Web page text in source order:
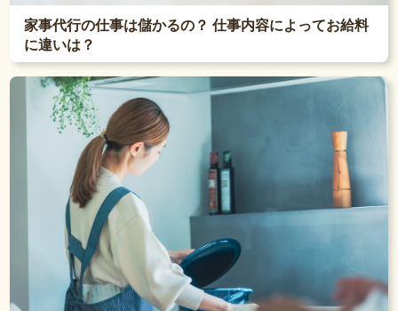
家事代行の仕事は儲かるの？ 仕事内容によってお給料
に違いは？